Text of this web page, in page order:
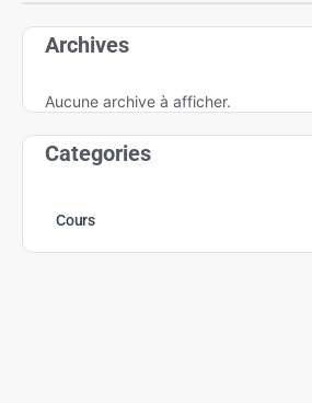
Archives
Aucune archive à afficher.
Categories
Cours